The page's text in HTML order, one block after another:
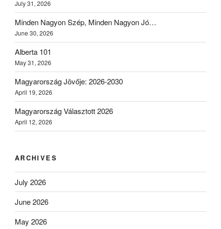
July 31, 2026
Minden Nagyon Szép, Minden Nagyon Jó…
June 30, 2026
Alberta 101
May 31, 2026
Magyarország Jövője: 2026-2030
April 19, 2026
Magyarország Választott 2026
April 12, 2026
ARCHIVES
July 2026
June 2026
May 2026